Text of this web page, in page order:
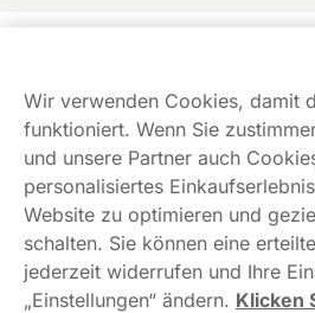
Links
Über uns
Wir verwenden Cookies, damit
funktioniert. Wenn Sie
und unsere Partner auch
personalisiertes
Website zu optimieren und
schalten. Sie können eine
jederzeit widerrufen und Ihre
„Einstellungen“ ändern. Klicken